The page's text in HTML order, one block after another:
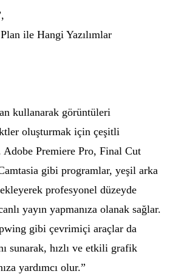
ile Hangi Yazılımlar
kullanarak görüntüleri
oluşturmak için çeşitli
Adobe Premiere Pro, Final Cut
gibi programlar, yeşil arka
profesyonel düzeyde
yayın yapmanıza olanak sağlar.
gibi çevrimiçi araçlar da
sunarak, hızlı ve etkili grafik
yardımcı olur.”